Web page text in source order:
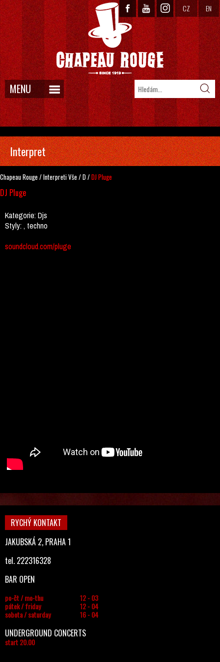
CZ EN
MENU
Interpret
Chapeau Rouge /InterpretiVše /D/DJ Pluge
DJ Pluge
Kategorie:Djs
Styly:, techno
soundcloud.com/pluge
RYCHÝ KONTAKT
JAKUBSKÁ 2, PRAHA 1
tel. 222316328
BAR OPEN
po-čt / mo-thu
12 - 03
pátek / friday
12 - 04
sobota / saturday
16 - 04
UNDERGROUND CONCERTS
start 20.00